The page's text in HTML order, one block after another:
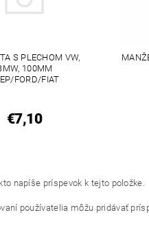
S PLECHOM VW,
100MM
FORD/FIAT
€7,10
napíše príspevok k tejto položke.
používatelia môžu pridávať